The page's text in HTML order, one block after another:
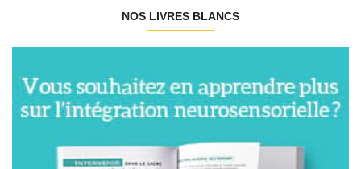
NOS LIVRES BLANCS